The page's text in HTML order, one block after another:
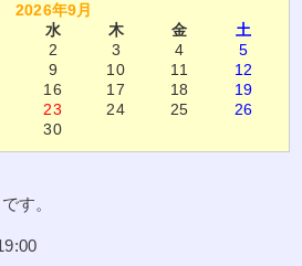
2026年9月
水 木 金
土
2 3 4
5
9 10 11
12
16 17 18
19
23 24 25
26
30
す。